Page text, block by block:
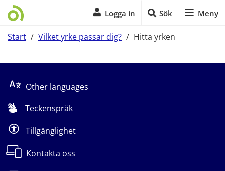
Logga in Sök Meny
Start / Vilket yrke passar dig? / Hitta yrken
Other languages
Teckenspråk
Tillgänglighet
Kontakta oss